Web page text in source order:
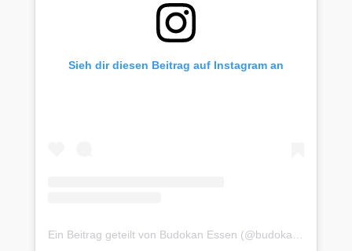
Sieh dir diesen Beitrag auf Instagram an
Ein Beitrag geteilt von Budokan Essen (@budokan.essen)